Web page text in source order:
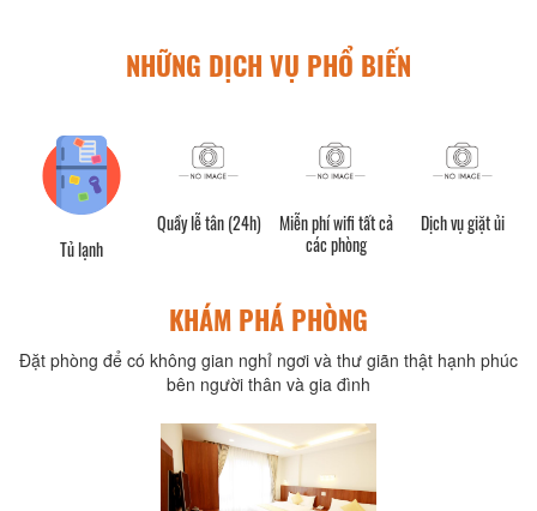
NHỮNG DỊCH VỤ PHỔ BIẾN
Tủ lạnh
Quầy lễ tân (24h)
Miễn phí wifi tất cả
các phòng
Dịch vụ giặt ủi
KHÁM PHÁ PHÒNG
Đặt phòng để có không gian nghỉ ngơi và thư giãn thật hạnh phúc
bên người thân và gia đình